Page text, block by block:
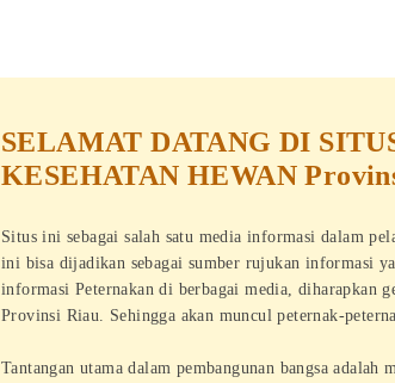
SELAMAT DATANG DI
KESEHATAN HEWAN
Situs ini sebagai salah satu media informasi dalam
ini bisa dijadikan sebagai sumber rujukan informasi
informasi Peternakan di berbagai media, diharapkan
Provinsi Riau. Sehingga akan muncul peternak-
Tantangan utama dalam pembangunan bangsa